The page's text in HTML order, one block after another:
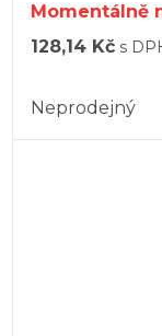
Momentálně
128,14 Kč s
Neprodejný